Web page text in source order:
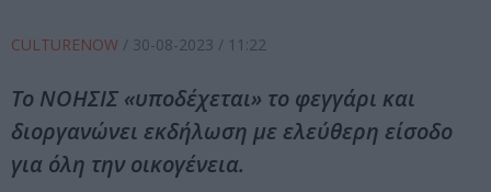
CULTURENOW / 30-08-2023 / 11:22
Το ΝΟΗΣΙΣ «υποδέχεται» το φεγγάρι και
διοργανώνει εκδήλωση με ελεύθερη είσοδο
για όλη την οικογένεια.